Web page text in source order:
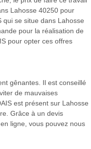
Lahosse 40250 pour
se situe dans Lahosse
pour la réalisation de
pour opter ces offres
gênantes. Il est conseillé
de mauvaises
est présent sur Lahosse
Grâce à un devis
ligne, vous pouvez nous